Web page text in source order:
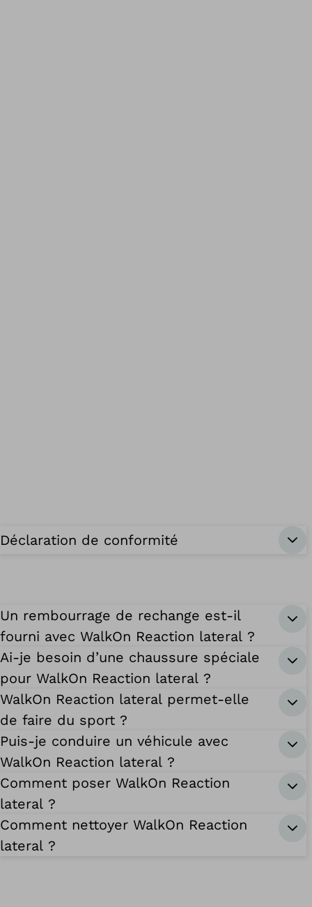
Déclaration de conformité
Un rembourrage de rechange est-il
fourni avec WalkOn Reaction lateral ?
Ai-je besoin d’une chaussure spéciale
pour WalkOn Reaction lateral ?
WalkOn Reaction lateral permet-elle
de faire du sport ?
Puis-je conduire un véhicule avec
WalkOn Reaction lateral ?
Comment poser WalkOn Reaction
lateral ?
Comment nettoyer WalkOn Reaction
lateral ?